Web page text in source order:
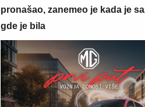
pronašao, zanemeo je kada je
gde je bila